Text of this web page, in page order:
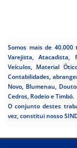
Somos mais de
Varejista, Atacadista,
Veículos, Material
Contabilidades,
Novo, Blumenau,
Cedros, Rodeio e Timbó.
O conjunto destes
vez, constitui nosso